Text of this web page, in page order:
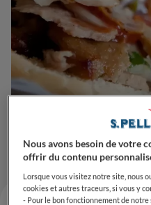
iStockNous avons besoin de votre
offrir du contenu
Lorsque vous visitez notre site, nous
cookies et autres traceurs, si vous y
- Pour le bon fonctionnement de notre